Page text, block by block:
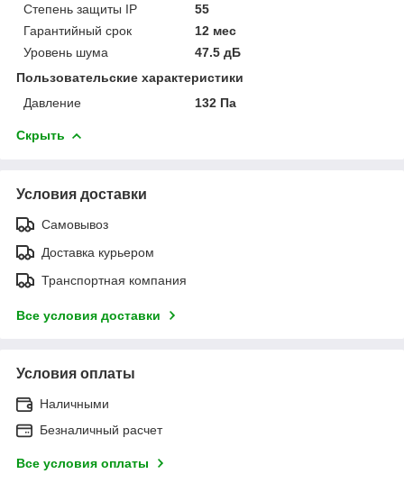
Степень защиты IP
55
Гарантийный срок
12 мес
Уровень шума
47.5 дБ
Пользовательские характеристики
Давление
132 Па
Скрыть
Условия доставки
Самовывоз
Доставка курьером
Транспортная компания
Все условия доставки
Условия оплаты
Наличными
Безналичный расчет
Все условия оплаты